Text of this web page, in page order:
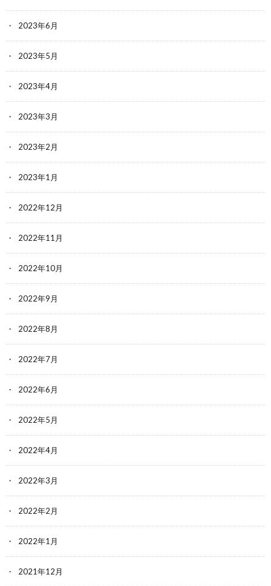
2023年6月
2023年5月
2023年4月
2023年3月
2023年2月
2023年1月
2022年12月
2022年11月
2022年10月
2022年9月
2022年8月
2022年7月
2022年6月
2022年5月
2022年4月
2022年3月
2022年2月
2022年1月
2021年12月